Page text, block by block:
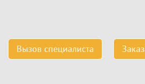
Вызов специалиста